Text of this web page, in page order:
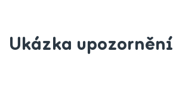
Ukázka upozornění